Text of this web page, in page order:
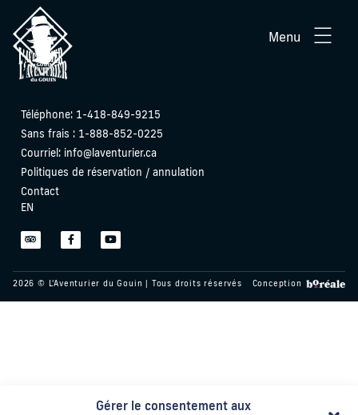
Gérer le consentement aux
Menu
Téléphone: 1-418-849-9215
Sans frais : 1-888-852-0225
Courriel: info@laventurier.ca
Politiques de réservation / annulation
Contact
EN
2026 © L'Aventurier du Gouin | Tous droits réservés Conception